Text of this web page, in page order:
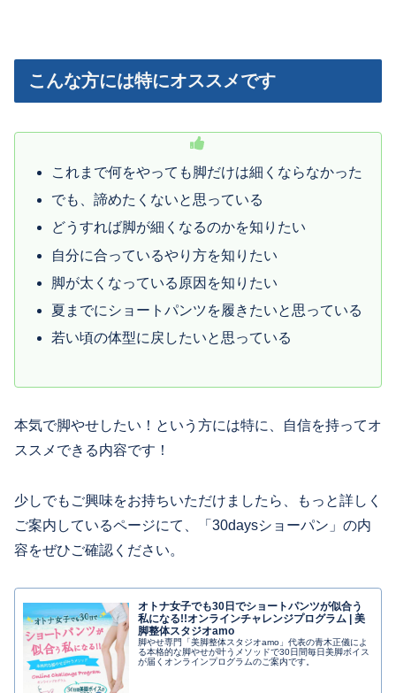
こんな方には特にオススメです
これまで何をやっても脚だけは細くならなかった
でも、諦めたくないと思っている
どうすれば脚が細くなるのかを知りたい
自分に合っているやり方を知りたい
脚が太くなっている原因を知りたい
夏までにショートパンツを履きたいと思っている
若い頃の体型に戻したいと思っている
本気で脚やせしたい！という方には特に、自信を持ってオ
ススメできる内容です！
少しでもご興味をお持ちいただけましたら、もっと詳しく
ご案内しているページにて、「30daysショーパン」の内
容をぜひご確認ください。
オトナ女子でも30日でショートパンツが似合う
私になる!!オンラインチャレンジプログラム | 美
脚整体スタジオamo
脚やせ専門「美脚整体スタジオamo」代表の青木正儀によ
る本格的な脚やせが叶うメソッドで30日間毎日美脚ボイス
が届くオンラインプログラムのご案内です。